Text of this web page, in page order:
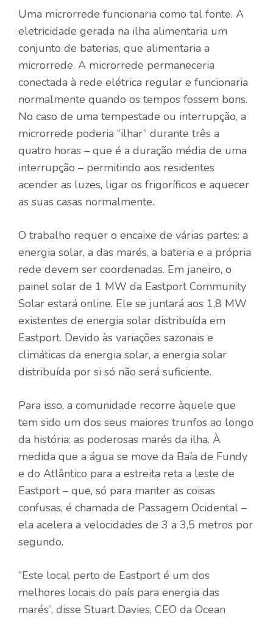
Uma microrrede funcionaria como tal fonte. A
eletricidade gerada na ilha alimentaria um
conjunto de baterias, que alimentaria a
microrrede. A microrrede permaneceria
conectada à rede elétrica regular e funcionaria
normalmente quando os tempos fossem bons.
No caso de uma tempestade ou interrupção, a
microrrede poderia “ilhar” durante três a
quatro horas – que é a duração média de uma
interrupção – permitindo aos residentes
acender as luzes, ligar os frigoríficos e aquecer
as suas casas normalmente.
O trabalho requer o encaixe de várias partes: a
energia solar, a das marés, a bateria e a própria
rede devem ser coordenadas. Em janeiro, o
painel solar de 1 MW da Eastport Community
Solar estará online. Ele se juntará aos 1,8 MW
existentes de energia solar distribuída em
Eastport. Devido às variações sazonais e
climáticas da energia solar, a energia solar
distribuída por si só não será suficiente.
Para isso, a comunidade recorre àquele que
tem sido um dos seus maiores trunfos ao longo
da história: as poderosas marés da ilha. À
medida que a água se move da Baía de Fundy
e do Atlântico para a estreita reta a leste de
Eastport – que, só para manter as coisas
confusas, é chamada de Passagem Ocidental –
ela acelera a velocidades de 3 a 3,5 metros por
segundo.
“Este local perto de Eastport é um dos
melhores locais do país para energia das
marés”, disse Stuart Davies, CEO da Ocean